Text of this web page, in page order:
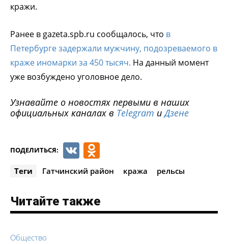
кражи.
Ранее в gazeta.spb.ru сообщалось, что в
Петербурге задержали мужчину, подозреваемого в
краже иномарки за 450 тысяч. На данный момент
уже возбуждено уголовное дело.
Узнавайте о новостях первыми в наших
официальных каналах в Telegram иДзене
ПОДЕЛИТЬСЯ: VK
Теги Гатчинский район кража рельсы
Читайте также
Общество